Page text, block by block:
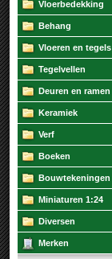
Vloerbedekking
Behang
Vloeren en tegels
Tegelvellen
Deuren en ramen
Keramiek
Verf
Boeken
Bouwtekeningen
Miniaturen 1:24
Diversen
Merken